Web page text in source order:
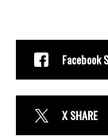
Facebook
X SHARE